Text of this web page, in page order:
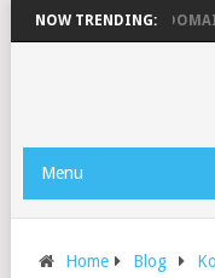
NOW TRENDING:
PENGERTIAN DOMAIN,
Menu
Home Blog